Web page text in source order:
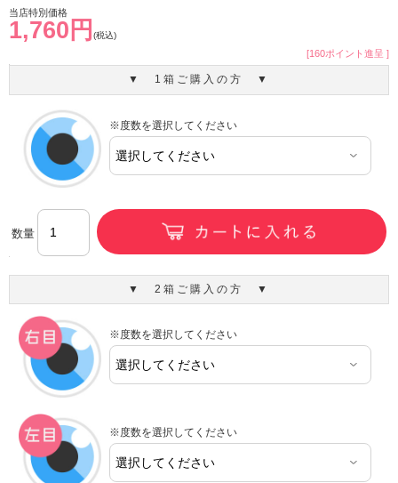
当店特別価格
1,760円 (税込)
[160ポイント進呈 ]
▼ 1箱ご購入の方 ▼
※度数を選択してください
数量
▼ 2箱ご購入の方 ▼
※度数を選択してください
※度数を選択してください